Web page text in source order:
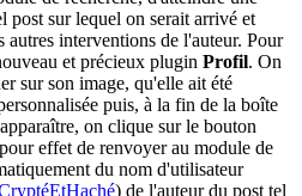
post sur lequel on serait arrivé et
autres interventions de l'auteur. Pour
et précieux plugin Profil. On
sur son image, qu'elle ait été
puis, à la fin de la boîte
on clique sur le bouton
effet de renvoyer au module de
du nom d'utilisateur
) de l'auteur du post tel